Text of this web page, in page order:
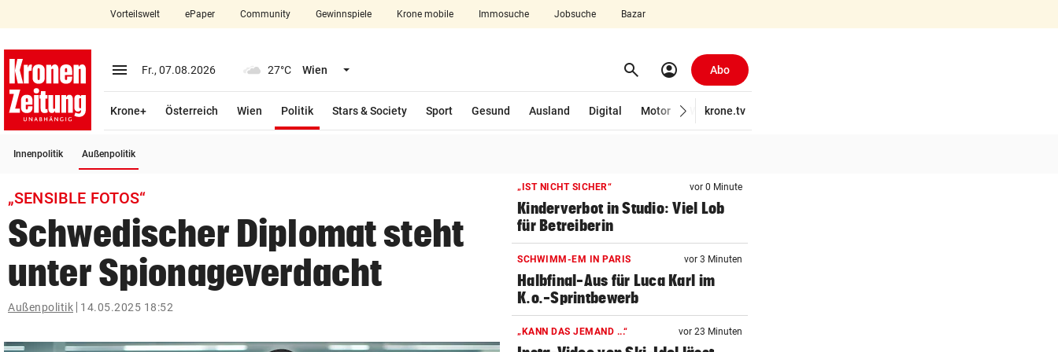
closeSchließen
account_circle Anmelden
arrow_right
search
Suchbegriff
eingeben
Vorteilswelt ePaper Community Gewinnspiele Krone mobile Immosuche Jobsuche Bazar
menu Menü aufklappen
Fr., 07.08.2026 27°C Wien Menü aufklappen search Suchen
account_circle Abo
Krone+ Österreich Wien Politik
Stars & Society
Sport Gesund Ausland Digital Motor Wirtschaft
krone.tv
Innenpolitik Außenpolitik
„SENSIBLE FOTOS“
Schwedischer Diplomat steht
unter Spionageverdacht
Außenpolitik 14.05.2025 18:52
„IST NICHT SICHER“ vor 0 Minute
Kinderverbot in Studio: Viel Lob
für Betreiberin
SCHWIMM-EM IN PARIS vor 3 Minuten
Halbfinal-Aus für Luca Karl im
K.o.-Sprintbewerb
„KANN DAS JEMAND ...“ vor 23 Minuten